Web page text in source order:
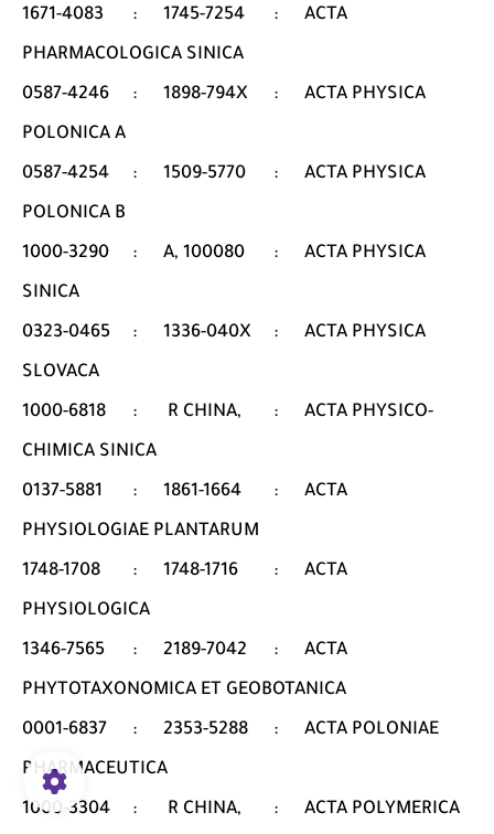
1671-4083
: 1745-7254 :
ACTA
PHARMACOLOGICA SINICA
0587-4246
: 1898-794X :
ACTA PHYSICA
POLONICA A
0587-4254
: 1509-5770 :
ACTA PHYSICA
POLONICA B
1000-3290
: A, 100080 :
ACTA PHYSICA
SINICA
0323-0465
: 1336-040X :
ACTA PHYSICA
SLOVACA
1000-6818
: R CHINA, :
ACTA PHYSICO-
CHIMICA SINICA
0137-5881
: 1861-1664 :
ACTA
PHYSIOLOGIAE PLANTARUM
1748-1708
: 1748-1716 :
ACTA
PHYSIOLOGICA
1346-7565
: 2189-7042 :
ACTA
PHYTOTAXONOMICA ET GEOBOTANICA
0001-6837
: 2353-5288 :
ACTA POLONIAE
PHARMACEUTICA
1000-3304
: R CHINA, : ACTA POLYMERICA